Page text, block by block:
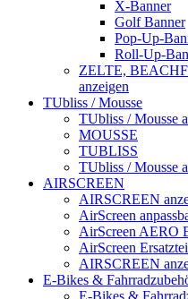
X-Banner
Golf Banner
Pop-Up-
Roll-Up-
ZELTE,
anzeigen
TUbliss / Mousse
TUbliss / Mousse
MOUSSE
TUBLISS
TUbliss / Mousse
AIRSCREEN
AIRSCREEN
AirScreen
AirScreen AERO
AirScreen
AIRSCREEN
E-Bikes &
E-Bikes &